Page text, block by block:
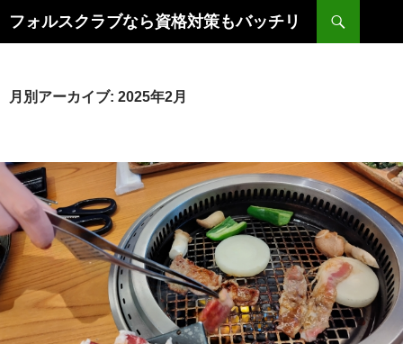
ン
ツ
キ
プ
フォルスクラブなら資格対策もバッチリ
索
月別アーカイブ: 2025年2月